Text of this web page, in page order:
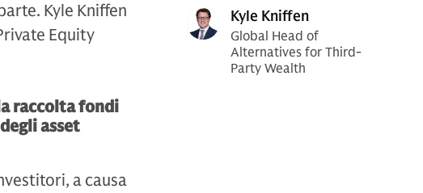
Kyle Kniffen
Global Head of
Alternatives for Third-
Party Wealth
Kyle Kniffen
Equity
raccolta fondi
asset
a causa